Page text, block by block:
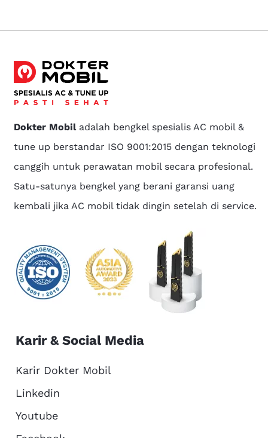
Dokter Mobiladalah bengkel spesialis AC mobil &
tune up berstandar ISO 9001:2015 dengan teknologi
canggih untuk perawatan mobil secara profesional.
Satu-satunya bengkel yang berani garansi uang
kembali jika AC mobil tidak dingin setelah di service.
Karir & Social Media
Karir Dokter Mobil
Linkedin
Youtube